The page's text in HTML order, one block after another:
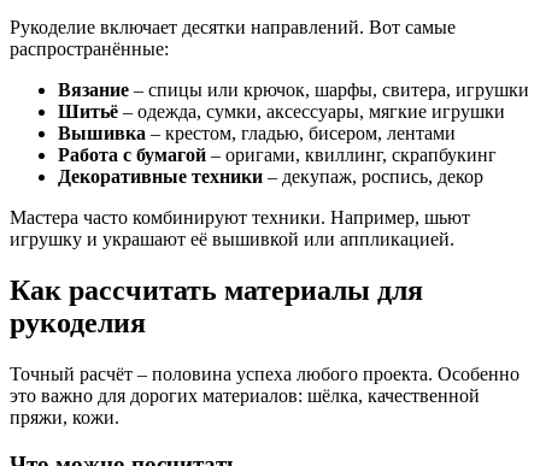
Рукоделие включает десятки направлений. Вот самые
распространённые:
Вязание – спицы или крючок, шарфы, свитера, игрушки
Шитьё – одежда, сумки, аксессуары, мягкие игрушки
Вышивка – крестом, гладью, бисером, лентами
Работа с бумагой – оригами, квиллинг, скрапбукинг
Декоративные техники – декупаж, роспись, декор
Мастера часто комбинируют техники. Например, шьют
игрушку и украшают её вышивкой или аппликацией.
Как рассчитать материалы для
рукоделия
Точный расчёт – половина успеха любого проекта. Особенно
это важно для дорогих материалов: шёлка, качественной
пряжи, кожи.